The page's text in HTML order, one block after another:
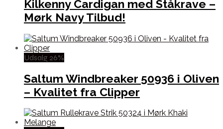
Kilkenny Cardigan med Ståkrave –
Mørk Navy Tilbud!
Udsalg 26%
Saltum Windbreaker 50936 i Oliven
– Kvalitet fra Clipper